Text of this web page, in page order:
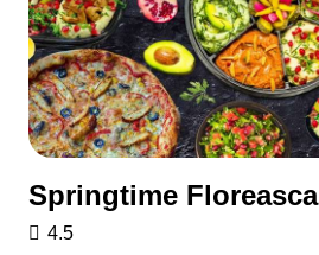
Springtime Floreasca
4.5